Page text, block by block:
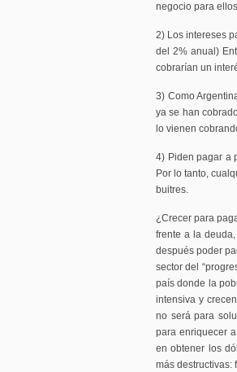
negocio para
2) Los intereses
del 2% anual)
cobrarían un
3) Como
ya se han
lo vienen
4) Piden pagar a
Por lo tanto,
buitres.
¿Crecer para
frente a la
después poder
sector del
país donde la
intensiva y
no será para
para enriquecer
en obtener los
más destructivas: